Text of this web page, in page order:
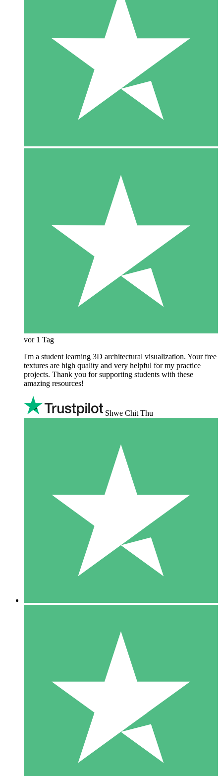
vor 1 Tag
I'm a student learning 3D architectural visualization. Your free
textures are high quality and very helpful for my practice
projects. Thank you for supporting students with these
amazing resources!
Shwe Chit Thu